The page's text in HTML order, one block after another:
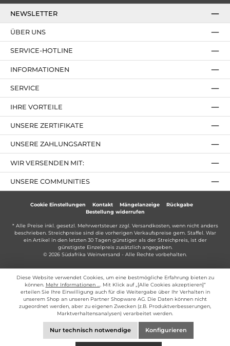
NEWSLETTER
SERVICE-HOTLINE
IHRE VORTEILE
UNSERE ZAHLUNGSARTEN
ÜBER UNS
UNSERE ZERTIFIKATE
INFORMATIONEN
SERVICE
UNSERE COMMUNITIES
WIR VERSENDEN MIT:
Cookie Einstellungen Kontakt Mängelanzeige
Rückgabe
Bestellung widerrufen
* Alle Preise inkl. gesetzl. Mehrwertsteuer zzgl. Versandkosten, wenn nicht anders
beschrieben. Streichpreise sind die vorherigen Verkaufspreise gem. Staffel. War
ein Artikel in den letzten 30 Tagen günstiger als der Streichpreis, ist der
günstigste Einzelpreis zusätzlich angegeben.
© 2026 Südafrika Weinversand - Alle Rechte vorbehalten.
Diese Website verwendet Cookies, um eine bestmögliche Erfahrung bieten zu
können. Mehr Informationen ...
. Mit Klick auf „[Alle Cookies akzeptieren]“
erteilen Sie Ihre Einwilligung auch für die Weitergabe über Ihr Verhalten in
unserem Shop an unseren Partner Shopware AG. Die Daten können nicht
zugeordnet werden, aber zu eigenen Zwecken (z.B. Produktverbesserungen,
Marktverhaltensanalysen) verarbeitet werden.
Nur technisch notwendige Konfigurieren